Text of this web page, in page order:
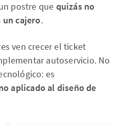
postre que quizás no
cajero.
ven crecer el ticket
autoservicio. No
es
aplicado al diseño de